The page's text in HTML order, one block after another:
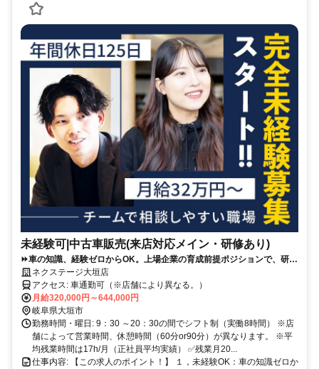
未経験可|中古車販売(来店対応メイン・研修あり)
⏩️車の知識、経験ゼロからOK。上場企業の育成前提ポジションで、研修
＋先輩同席で接客の型から学べます。
ネクステージ大垣店
アクセス: 車通勤可（※店舗により異なる。）
月給320,000円～644,000円
岐阜県大垣市
勤務時間・曜日: 9：30 ～20：30の間でシフト制（実働8時間） ※店
舗によって営業時間、休憩時間（60分or90分）が異なります。 ※平
均残業時間は17h/月（正社員平均実績） ✅残業月20...
仕事内容: 【この求人のポイント！】 １，未経験OK：車の知識ゼロか